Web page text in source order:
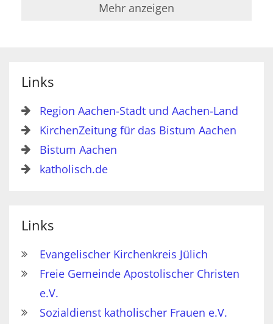
Mehr anzeigen
Links
Region Aachen-Stadt und Aachen-Land
KirchenZeitung für das Bistum Aachen
Bistum Aachen
katholisch.de
Links
Evangelischer Kirchenkreis Jülich
Freie Gemeinde Apostolischer Christen
e.V.
Sozialdienst katholischer Frauen e.V.